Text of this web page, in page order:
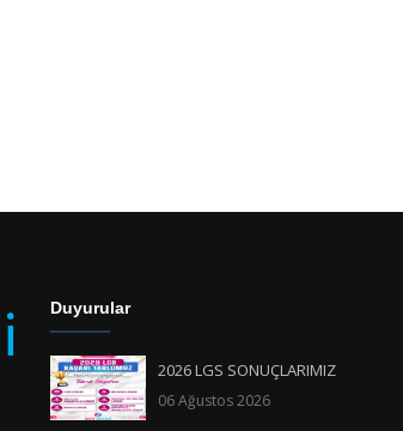
Duyurular
2026 LGS SONUÇLARIMIZ
06 Ağustos 2026